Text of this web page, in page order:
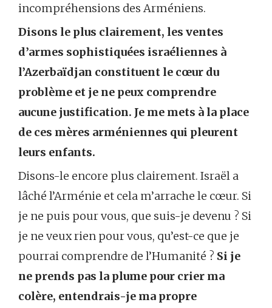
incompréhensions des Arméniens.
Disons le plus clairement, les ventes
d’armes sophistiquées israéliennes à
l’Azerbaïdjan constituent le cœur du
problème et je ne peux comprendre
aucune justification. Je me mets à la place
de ces mères arméniennes qui pleurent
leurs enfants.
Disons-le encore plus clairement. Israël a
lâché l’Arménie et cela m’arrache le cœur. Si
je ne puis pour vous, que suis-je devenu ? Si
je ne veux rien pour vous, qu’est-ce que je
pourrai comprendre de l’Humanité ? Si je
ne prends pas la plume pour crier ma
colère, entendrais-je ma propre